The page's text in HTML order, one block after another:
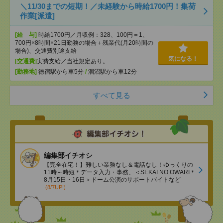
＼11/30までの短期！／未経験から時給1700円！集荷
作業[派遣]
[給 与] 時給1700円／月収例：328、100円＝1、
700円×8時間×21日勤務の場合＋残業代(月20時間の
場合)、交通費別途支給
[交通費]実費支給／当社規定あり。
[勤務地] 徳宿駅から車5分 / 涸沼駅から車12分
気になる！
すべて見る
編集部イチオシ
【完全在宅！】難しい業務なし＆電話なし！ゆっくりの
11時～時短＊データ入力・事務、＜SEKAI NO OWARI＊
8月15日・16日＞ドーム公演のサポートバイトなど
(8/7UP!)